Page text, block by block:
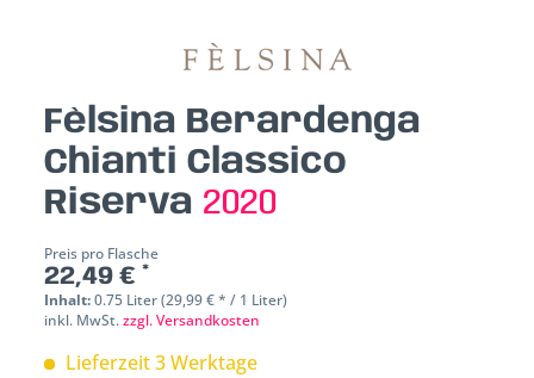
Fèlsina Berardenga
Chianti Classico
Riserva 2020
Preis pro Flasche
22,49 € *
Inhalt:0.75 Liter (29,99 € * / 1 Liter)
inkl. MwSt.zzgl. Versandkosten
Lieferzeit 3 Werktage